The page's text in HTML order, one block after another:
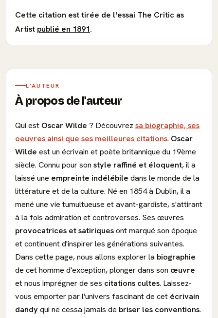
Cette citation est tirée de l'essai The Critic as
Artist publié en 1891.
L'AUTEUR
À propos de l'auteur
Qui est Oscar Wilde ? Découvrez sa biographie, ses
oeuvres ainsi que ses meilleures citations. Oscar
Wilde est un écrivain et poète britannique du 19ème
siècle. Connu pour son style raffiné et éloquent, il a
laissé une empreinte indélébile dans le monde de la
littérature et de la culture. Né en 1854 à Dublin, il a
mené une vie tumultueuse et avant-gardiste, s'attirant
à la fois admiration et controverses. Ses œuvres
provocatrices et satiriquesont marqué son époque
et continuent d'inspirer les générations suivantes.
Dans cette page, nous allons explorer la biographie
de cet homme d'exception, plonger dans son œuvre
et nous imprégner de ses citations cultes. Laissez-
vous emporter par l'univers fascinant de cet écrivain
dandyqui ne cessa jamais de briser les conventions.